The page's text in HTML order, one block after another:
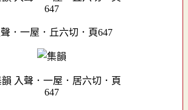
聲．一屋．丘六切．頁647